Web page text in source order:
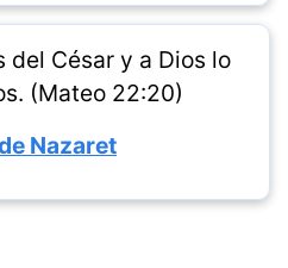
del César y a Dios lo
(Mateo 22:20)
Nazaret